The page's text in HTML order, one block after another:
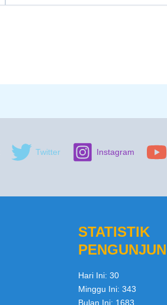
Twitter Instagram
STATISTIK
Hari Ini: 30
Minggu Ini: 343
Bulan Ini: 1683